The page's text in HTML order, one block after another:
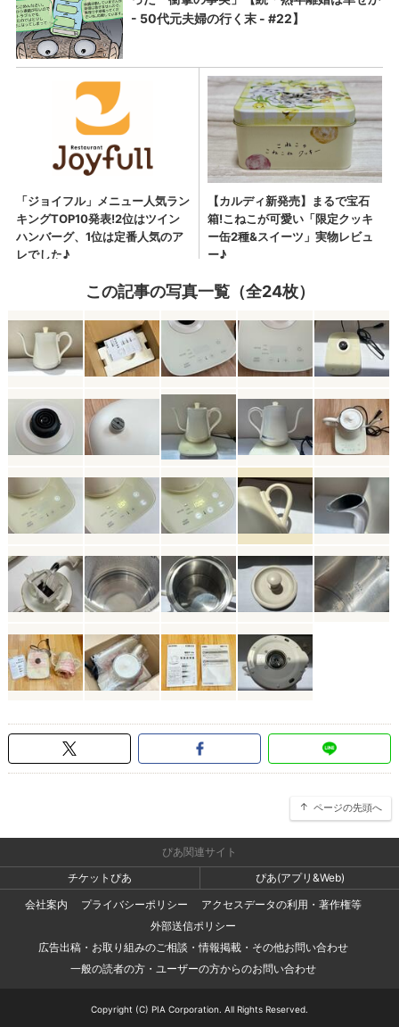
この記事の写真一覧（全24枚）
ページの先頭へ
ぴあ関連サイト
チケットぴあ
ぴあ(アプリ&Web)
会社案内
プライバシーポリシー
アクセスデータの利用・著作権等
外部送信ポリシー
広告出稿・お取り組みのご相談・情報掲載・その他お問い合わせ
一般の読者の方・ユーザーの方からのお問い合わせ
Copyright (C) PIA Corporation. All Rights Reserved.